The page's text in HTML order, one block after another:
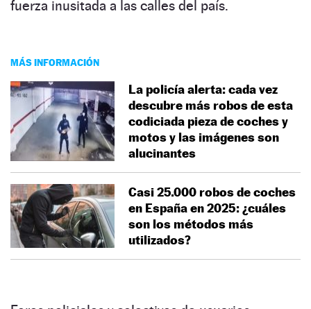
fuerza inusitada a las calles del país.
MÁS INFORMACIÓN
La policía alerta: cada vez
descubre más robos de esta
codiciada pieza de coches y
motos y las imágenes son
alucinantes
Casi 25.000 robos de coches
en España en 2025: ¿cuáles
son los métodos más
utilizados?